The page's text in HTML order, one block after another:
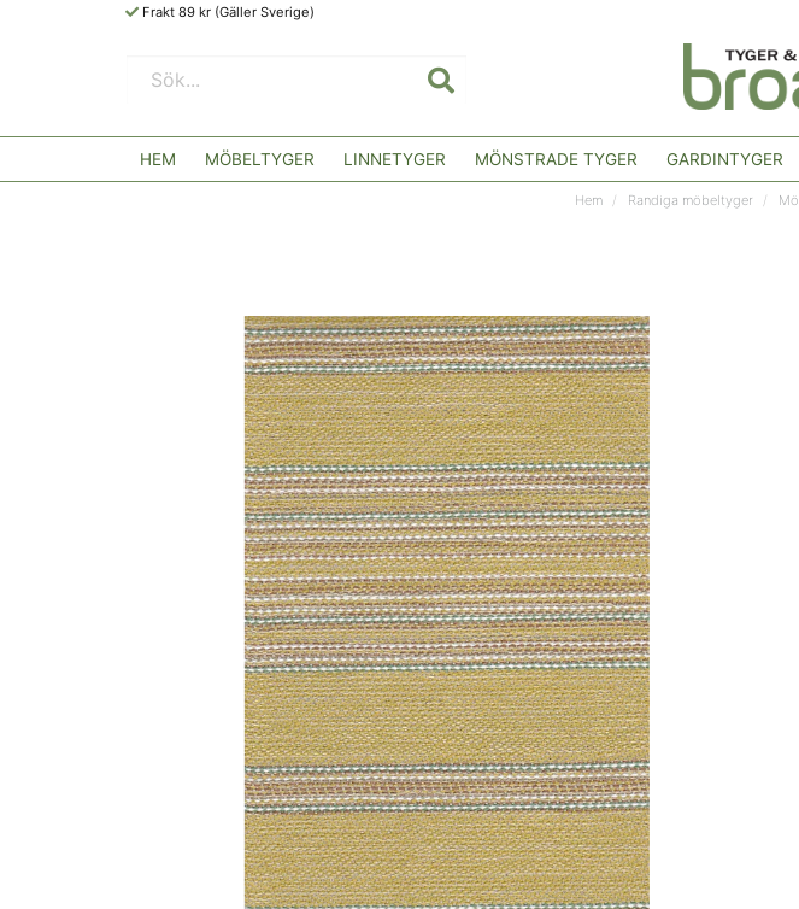
Frakt 89 kr (Gäller Sverige)
HEM MÖBELTYGER LINNETYGER MÖNSTRADE TYGER GARDINTYGER
Hem Randiga möbeltyger